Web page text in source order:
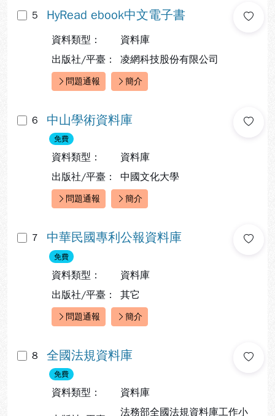
5 HyRead ebook中文電子書
資料類型：
資料庫
出版社/平臺：
凌網科技股份有限公司
快速連結：
問題通報 簡介
6 中山學術資料庫
免費
資料類型：
資料庫
出版社/平臺：
中國文化大學
快速連結：
問題通報 簡介
7 中華民國專利公報資料庫
免費
資料類型：
資料庫
出版社/平臺：
其它
快速連結：
問題通報 簡介
8 全國法規資料庫
免費
資料類型： 資料庫
法務部全國法規資料庫工作小